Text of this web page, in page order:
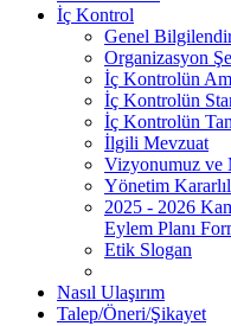
İç Kontrol
Genel
Organizasyon
İç Kontrolün
İç Kontrolün
İç Kontrolün
İlgili Mevzuat
Vizyonumuz ve
Yönetim
2025 - 2026
Eylem Planı
Etik Slogan
Nasıl Ulaşırım
Talep/Öneri/Şikayet